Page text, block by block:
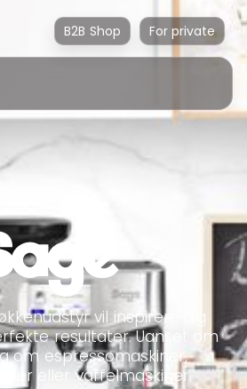
B2B Shop For private
vil inspirere dig
resultater. Uanset om
om espressomaskiner,
eller vaffelmaskiner.